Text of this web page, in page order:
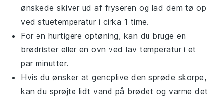
ønskede skiver ud af fryseren og lad dem tø op
ved stuetemperatur i cirka 1 time.
For en hurtigere optøning, kan du bruge en
brødrister eller enovn ved lav temperatur i et
par minutter.
Hvis du ønsker at genoplive den sprøde skorpe,
kan du sprøjte lidt vand på brødet og varme det